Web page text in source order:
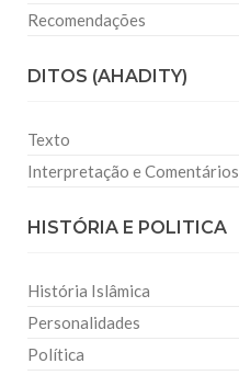
Recomendações
DITOS (AHADITY)
Texto
Interpretação e Comentários
HISTÓRIA E POLITICA
História Islâmica
Personalidades
Política